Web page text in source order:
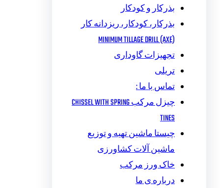
بذرکار و کودکار
بذرکار، کودکار، ریزدانه کار
MINIMUM TILLAGE DRILL (AXE)
تجهیزات گاوداری
تریلی
تماس با ما :
چیزل مرکب CHISSEL WITH SPRING
TINES
چیستا ماشین تهیه و توزیع
ماشین آلات کشاورزی
خاک ورز مرکب
درباره ی ما